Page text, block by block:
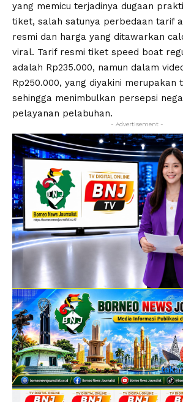
yang memicu terjadinya dugaan
tiket, salah satunya perbedaan tarif
resmi dan harga yang ditawarkan
viral. Tarif resmi tiket speed boat
adalah Rp235.000, namun dalam
Rp250.000, yang diyakini merupakan
sehingga menimbulkan persepsi
pelayanan pelabuhan.
- Advertisement -